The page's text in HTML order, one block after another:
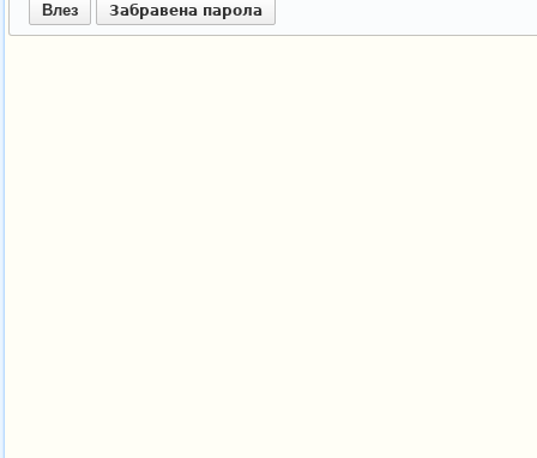
Влез Забравена парола